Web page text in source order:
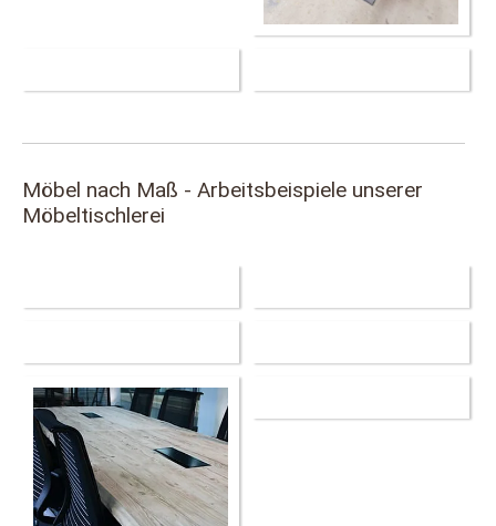
Möbel nach Maß - Arbeitsbeispiele unserer
Möbeltischlerei